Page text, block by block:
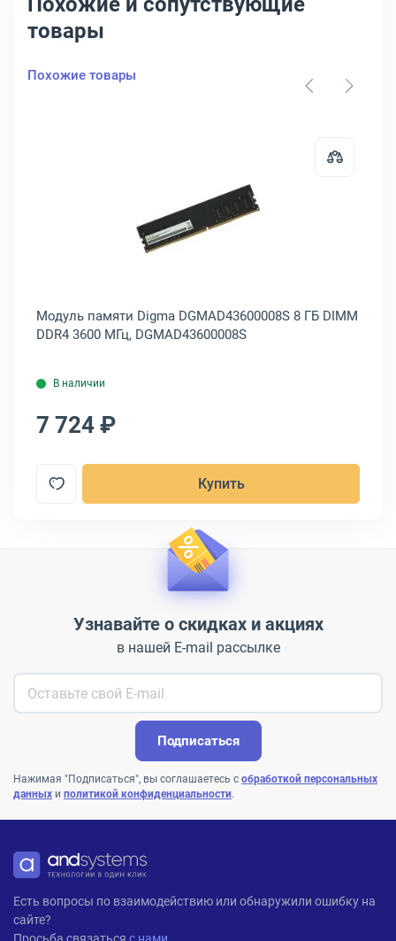
товары
Похожие товары
FoxLine 16 ГБ SODIMM DDR4 3200 МГц, FL3200D4S22-16G
Открыть товар: Модуль памяти
Модуль памяти Digma DGMAD43600008S 8 ГБ DIMM
DDR4 3600 МГц, DGMAD43600008S
В наличии
7 724 ₽
Купить
Узнавайте о скидках и акциях
в нашей E-mail рассылке
Подписаться
Нажимая "Подписаться", вы соглашаетесь с обработкой персональных
данных и политикой конфиденциальности.
ANDPRO
Есть вопросы по взаимодействию или обнаружили ошибку на
сайте?